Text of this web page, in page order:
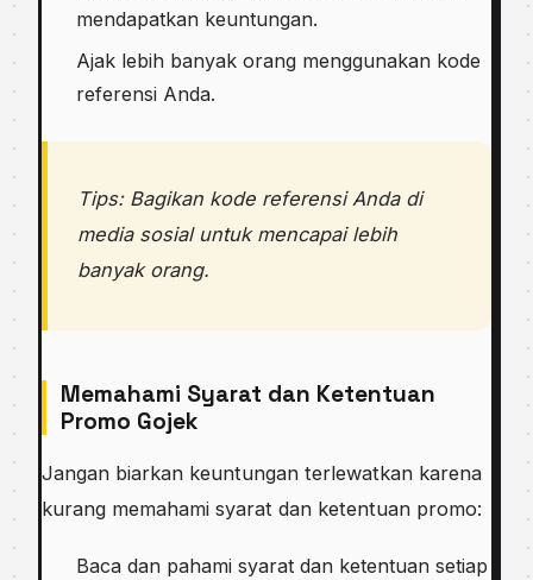
mendapatkan keuntungan.
Ajak lebih banyak orang menggunakan kode
referensi Anda.
Tips: Bagikan kode referensi Anda di
media sosial untuk mencapai lebih
banyak orang.
Memahami Syarat dan Ketentuan
Promo Gojek
Jangan biarkan keuntungan terlewatkan karena
kurang memahami syarat dan ketentuan promo:
Baca dan pahami syarat dan ketentuan setiap